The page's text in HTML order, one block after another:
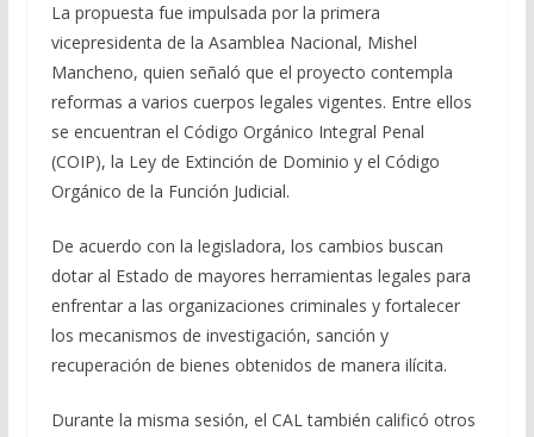
La propuesta fue impulsada por la primera
vicepresidenta de la Asamblea Nacional, Mishel
Mancheno, quien señaló que el proyecto contempla
reformas a varios cuerpos legales vigentes. Entre ellos
se encuentran el Código Orgánico Integral Penal
(COIP), la Ley de Extinción de Dominio y el Código
Orgánico de la Función Judicial.
De acuerdo con la legisladora, los cambios buscan
dotar al Estado de mayores herramientas legales para
enfrentar a las organizaciones criminales y fortalecer
los mecanismos de investigación, sanción y
recuperación de bienes obtenidos de manera ilícita.
Durante la misma sesión, el CAL también calificó otros